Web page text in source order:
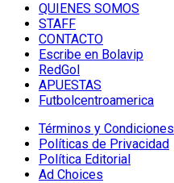
QUIENES SOMOS
STAFF
CONTACTO
Escribe en Bolavip
RedGol
APUESTAS
Futbolcentroamerica
Términos y Condiciones
Políticas de Privacidad
Política Editorial
Ad Choices